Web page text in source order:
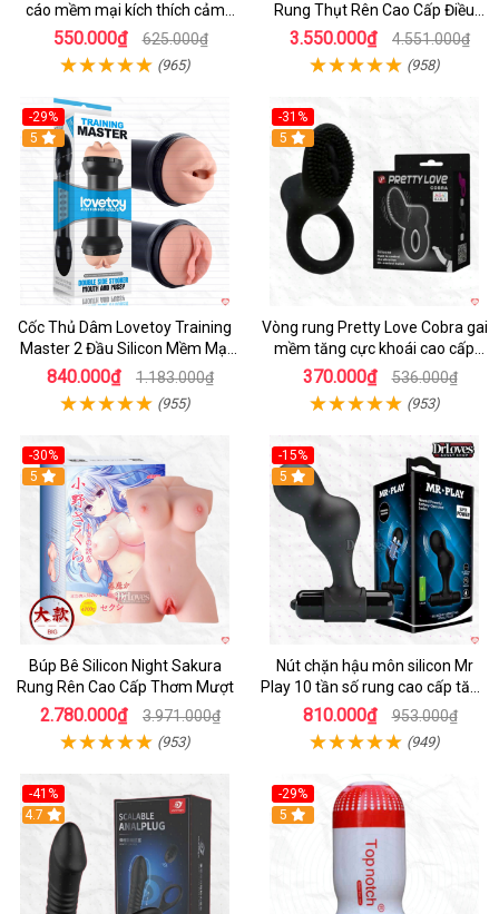
cáo mềm mại kích thích cảm
giác mới
550.000₫ 625.000₫
(965)
Rung Thụt Rên Cao Cấp Điều
Khiển App
3.550.000₫ 4.551.000₫
(958)
-29%
Hot
5
Cốc Thủ Dâm Lovetoy Training
Master 2 Đầu Silicon Mềm Mại
Tiện Lợi
840.000₫ 1.183.000₫
(955)
-31%
5
Vòng rung Pretty Love Cobra gai
mềm tăng cực khoái cao cấp
chính hãng
370.000₫ 536.000₫
(953)
-30%
Hot
5
Búp Bê Silicon Night Sakura
Rung Rên Cao Cấp Thơm Mượt
2.780.000₫ 3.971.000₫
(953)
-15%
Hot
5
Nút chặn hậu môn silicon Mr
Play 10 tần số rung cao cấp tăng
khoái cảm
810.000₫ 953.000₫
(949)
-41%
Hot
4.7
-29%
5